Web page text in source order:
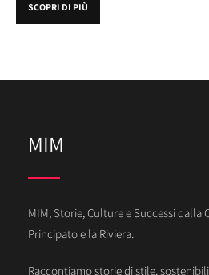
SCOPRI DI PIÙ
MIM
MIM, Storie, Culture e Successi dalla
Principato e la Riviera.
Raccontiamo storie di stile,